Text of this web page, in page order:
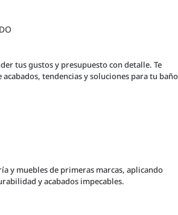
tus gustos y presupuesto con detalle. Te
tendencias y soluciones para tu baño
y muebles de primeras marcas, aplicando
y acabados impecables.